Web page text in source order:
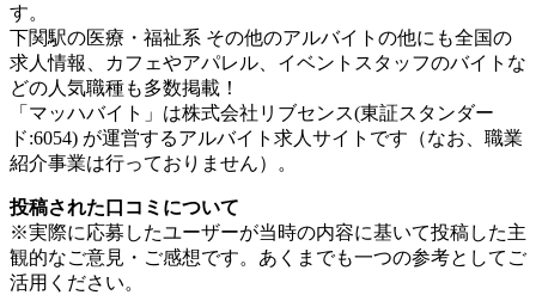
す。
下関駅の医療・福祉系 その他のアルバイトの他にも全国の
求人情報、カフェやアパレル、イベントスタッフのバイトな
どの人気職種も多数掲載！
「マッハバイト」は株式会社リブセンス(東証スタンダー
ド:6054) が運営するアルバイト求人サイトです（なお、職業
紹介事業は行っておりません）。
投稿された口コミについて
※実際に応募したユーザーが当時の内容に基いて投稿した主
観的なご意見・ご感想です。あくまでも一つの参考としてご
活用ください。